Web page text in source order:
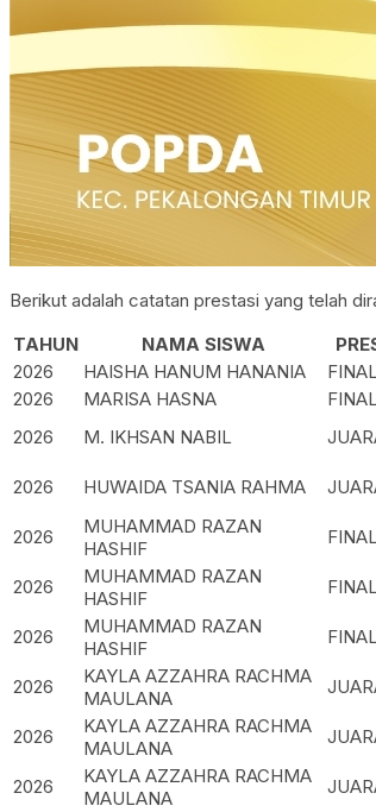
Berikut adalah catatan prestasi yang telah
TAHUN
NAMA SISWA
2026
HAISHA HANUM HANANIA
2026
MARISA HASNA
2026
M. IKHSAN NABIL
2026
HUWAIDA TSANIA RAHMA
2026
MUHAMMAD RAZAN
HASHIF
2026
MUHAMMAD RAZAN
HASHIF
2026
MUHAMMAD RAZAN
HASHIF
2026
KAYLA AZZAHRA RACHMA
MAULANA
2026
KAYLA AZZAHRA RACHMA
MAULANA
2026
KAYLA AZZAHRA RACHMA
MAULANA